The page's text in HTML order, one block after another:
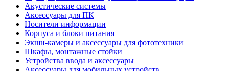
Акустические системы
Аксессуары для ПК
Носители информации
Корпуса и блоки питания
Экшн-камеры и аксессуары для фототехники
Шкафы, монтажные стойки
Устройства ввода и аксессуары